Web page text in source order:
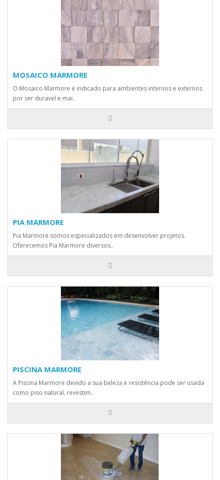
MOSAICO MARMORE
O Mosaico Marmore é indicado para ambientes internos e externos
por ser duravel e mai..
PIA MARMORE
Pia Marmore somos especializados em desenvolver projetos.
Oferecemos Pia Marmore diversos..
PISCINA MARMORE
A Piscina Marmore devido a sua beleza e resistência pode ser usada
como piso natural, revestim..